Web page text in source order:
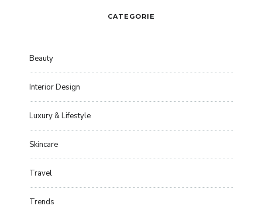
CATEGORIE
Beauty
Interior Design
Luxury & Lifestyle
Skincare
Travel
Trends